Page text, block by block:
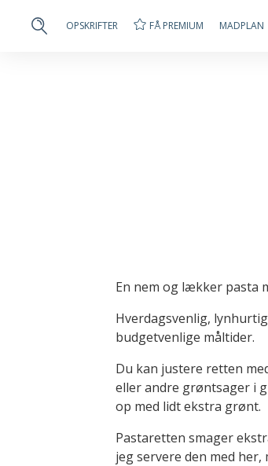
OPSKRIFTER FÅ PREMIUM MADPLAN
En nem og lækker pasta
Hverdagsvenlig,
budgetvenlige måltider.
Du kan justere retten
eller andre grøntsager i
op med lidt ekstra grønt.
Pastaretten smager
jeg servere den med